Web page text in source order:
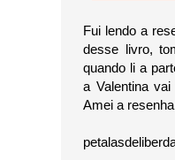
Fui lendo a
desse livro,
quando li a
a Valentina
Amei a